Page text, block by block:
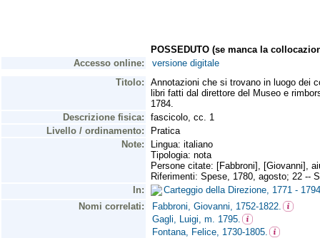
POSSEDUTO (se manca la
Accesso online:
versione digitale
Titolo:
Annotazioni che si trovano in luogo dei
libri fatti dal direttore del Museo e
1784.
Descrizione fisica:
fascicolo, cc. 1
Livello / ordinamento:
Pratica
Note:
Lingua: italiano
Tipologia: nota
Persone citate: [Fabbroni], [Giovanni],
Riferimenti: Spese, 1780, agosto; 22 --
In:
Carteggio della Direzione, 1771 -
Nomi correlati:
Fabbroni, Giovanni, 1752-1822.
Gagli, Luigi, m. 1795.
Fontana, Felice, 1730-1805.